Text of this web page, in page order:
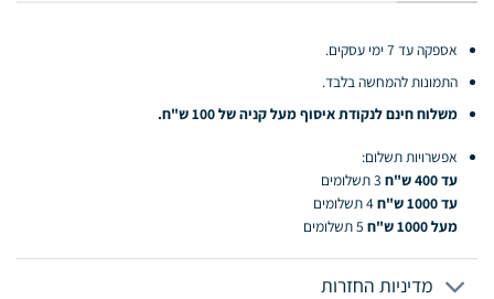
אספקה עד 7 ימי עסקים.
התמונות להמחשה בלבד.
משלוח חינם לנקודת איסוף מעל קניה של 100 ש"ח.
אפשרויות תשלום:
עד 400 ש"ח
3 תשלומים
עד 1000 ש"ח
4 תשלומים
מעל 1000 ש"ח
5 תשלומים
מדיניות החזרות